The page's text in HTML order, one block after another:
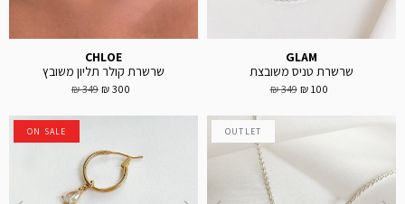
GLAM
שרשרת טניס משובצת
100 ₪
349 ₪
CHLOE
שרשרת קולר תליון משובץ
300 ₪
349 ₪
OUTLET
ON SALE